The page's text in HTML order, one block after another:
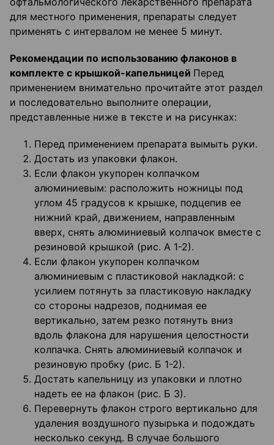
для местного применения, препараты следует
применять с интервалом не менее 5 минут.
Рекомендации по использованию флаконов в
комплекте с крышкой-капельницей Перед
применением внимательно прочитайте этот раздел
и последовательно выполните операции,
представленные ниже в тексте и на рисунках:
Перед применением препарата вымыть руки.
Достать из упаковки флакон.
Если флакон укупорен колпачком
алюминиевым: расположить ножницы под
углом 45 градусов к крышке, подцепив ее
нижний край, движением, направленным
вверх, снять алюминиевый колпачок вместе с
резиновой крышкой (рис. А 1-2).
Если флакон укупорен колпачком
алюминиевым с пластиковой накладкой: с
усилием потянуть за пластиковую накладку
со стороны надрезов, поднимая ее
вертикально, затем резко потянуть вниз
вдоль флакона для нарушения целостности
колпачка. Снять алюминиевый колпачок и
резиновую пробку (рис. Б 1-2).
Достать капельницу из упаковки и плотно
надеть ее на флакон (рис. Б 3).
Перевернуть флакон строго вертикально для
удаления воздушного пузырька и подождать
несколько секунд. В случае большого